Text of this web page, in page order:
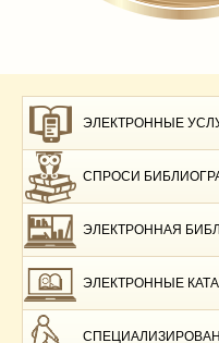
ЭЛЕКТРОННЫЕ
СПРОСИ
ЭЛЕКТРОННАЯ
ЭЛЕКТРОННЫЕ